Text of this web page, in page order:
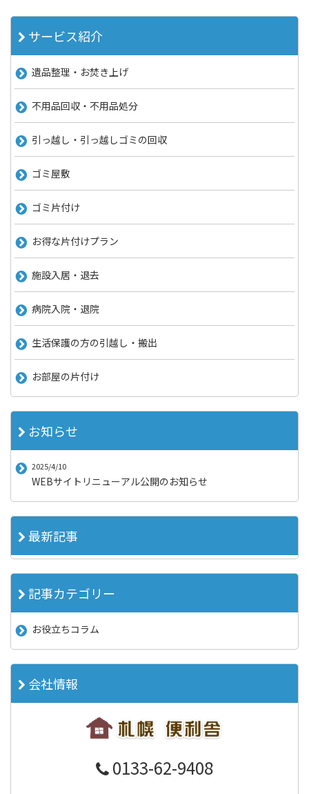
サービス紹介
遺品整理・お焚き上げ
不用品回収・不用品処分
引っ越し・引っ越しゴミの回収
ゴミ屋敷
ゴミ片付け
お得な片付けプラン
施設入居・退去
病院入院・退院
生活保護の方の引越し・搬出
お部屋の片付け
お知らせ
2025/4/10
WEBサイトリニューアル公開のお知らせ
最新記事
記事カテゴリー
お役立ちコラム
会社情報
0133-62-9408